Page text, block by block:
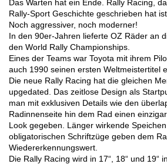
FAQ
B2B
Das Warten hat ein Ende. Rally Racing,
Rally-Sport Geschichte geschrieben hat
Noch aggressiver, noch moderner!
In den 90er-Jahren lieferte OZ Räder an
den World Rally Championships.
Eines der Teams war Toyota mit ihrem
auch 1990 seinen ersten Weltmeistertitel
Die neue Rally Racing hat die gleichen
upgedated. Das zeitlose Design als
man mit exklusiven Details wie den
Radinnenseite hin dem Rad einen
Look gegeben. Länger wirkende
obligatorischen Schriftzüge geben dem
Wiedererkennungswert.
Die Rally Racing wird in 17“, 18“ und 19“